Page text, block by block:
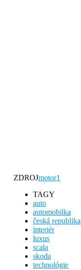
ZDROJmotor1
TAGY
auto
automobilka
česká republika
interiér
luxus
scala
skoda
technológie